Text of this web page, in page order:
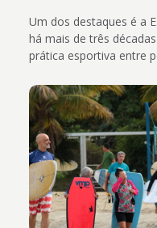
Um dos destaques é a
há mais de três
prática esportiva entre